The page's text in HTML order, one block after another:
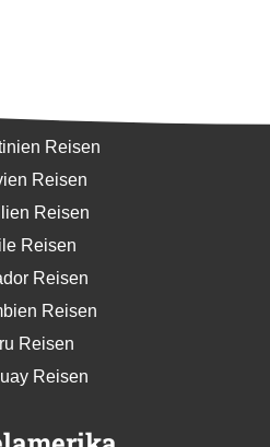
Reisen
Reisen
Reisen
Reisen
Reisen
Reisen
Reisen
Reisen